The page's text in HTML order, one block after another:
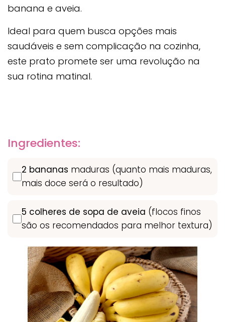
banana e aveia.
Ideal para quem busca opções mais
saudáveis e sem complicação na cozinha,
este prato promete ser uma revolução na
sua rotina matinal.
Ingredientes:
2 bananas maduras (quanto mais maduras,
mais doce será o resultado)
5 colheres de sopa de aveia (flocos finos
são os recomendados para melhor textura)